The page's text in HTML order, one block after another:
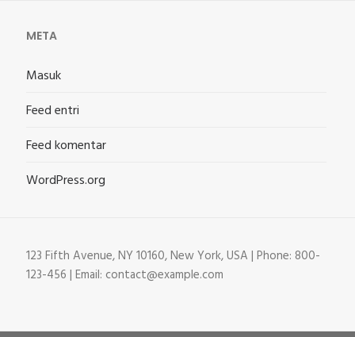
META
Masuk
Feed entri
Feed komentar
WordPress.org
123 Fifth Avenue, NY 10160, New York, USA | Phone: 800-
123-456 | Email: contact@example.com